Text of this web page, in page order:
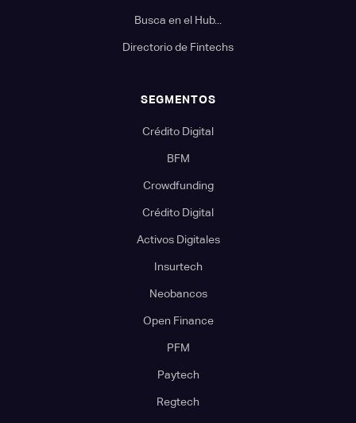
Busca en el Hub...
Directorio de Fintechs
SEGMENTOS
Crédito Digital
BFM
Crowdfunding
Crédito Digital
Activos Digitales
Insurtech
Neobancos
Open Finance
PFM
Paytech
Regtech